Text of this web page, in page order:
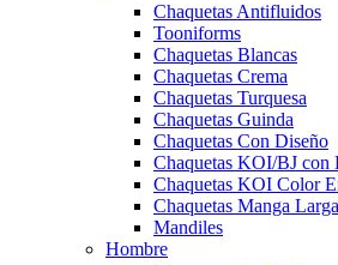
Chaquetas Antifluidos
Tooniforms
Chaquetas Blancas
Chaquetas Crema
Chaquetas Turquesa
Chaquetas Guinda
Chaquetas Con Diseño
Chaquetas KOI/BJ con
Chaquetas KOI Color
Chaquetas Manga Larga
Mandiles
Hombre